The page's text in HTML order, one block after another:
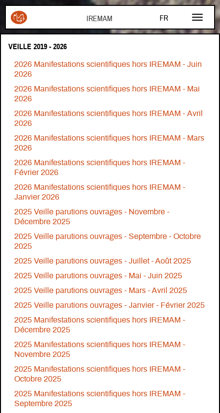
FR
EN
Aller au contenu principal
VEILLE 2019 - 2026
2026 Manifestations scientifiques hors IREMAM - Juin
2026
2026 Manifestations scientifiques hors IREMAM - Mai
2026
2026 Manifestations scientifiques hors IREMAM - Avril
2026
2026 Manifestations scientifiques hors IREMAM - Mars
2026
2026 Manifestations scientifiques hors IREMAM -
Février 2026
2026 Manifestations scientifiques hors IREMAM -
Janvier 2026
2025 Veille parutions ouvrages - Novembre -
Décembre 2025
2025 Veille parutions ouvrages - Septembre - Octobre
2025
2025 Veille parutions ouvrages - Juillet - Août 2025
2025 Veille parutions ouvrages - Mai - Juin 2025
2025 Veille parutions ouvrages - Mars - Avril 2025
2025 Veille parutions ouvrages - Janvier - Février 2025
2025 Manifestations scientifiques hors IREMAM -
Décembre 2025
2025 Manifestations scientifiques hors IREMAM -
Novembre 2025
2025 Manifestations scientifiques hors IREMAM -
Octobre 2025
2025 Manifestations scientifiques hors IREMAM -
Septembre 2025